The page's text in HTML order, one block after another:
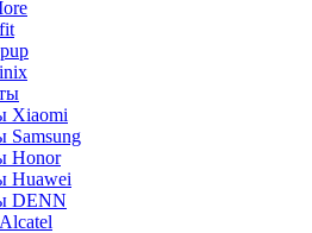
Xiaomi
Samsung
Honor
Huawei
DENN